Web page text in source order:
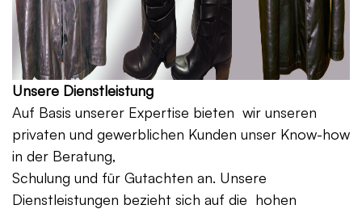
Unsere Dienstleistung
Auf Basis unserer Expertise bieten wir unseren
privaten und gewerblichen Kunden unser Know-how
in der Beratung,
Schulung und für Gutachten an. Unsere
Dienstleistungen bezieht sich auf die hohen